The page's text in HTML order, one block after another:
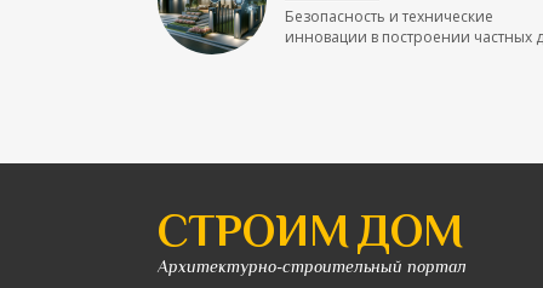
Безопасность и технические
инновации в построении частных
СТРОИМ ДОМ
Архитектурно-строительный портал